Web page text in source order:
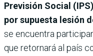
Previsión Social
por supuesta lesión
se encuentra
que retornará al país